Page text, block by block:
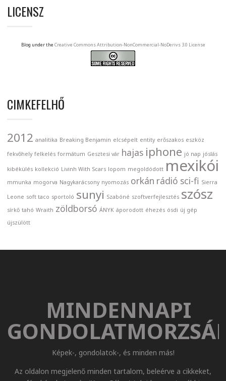
LICENSZ
Blog under the Creative Commons Attribution-NonCommercial-NoDerivs 3.0 License
CIMKEFELHŐ
2012 analitika Breaking Benjamin elcsépelt entity erőszakos eszköz
fekvőhely felkelés formátum Gesztesi vár hajas iphone jó nap jóslás
kibékülés kollekció Livinh With Scars lopom megoldódott mexikói
mmunka mogorva Nagykarácsony nyomozás orkán rádió sci-fi Sierra
Leone soft taco sportoló sunyi Szabóné szoftverfejlesztés szósz
sírkő tahó Wraith zöldborsó ÁNYK áporodott éhezés ósdi új gép
újszülött
MINDENNAPI
Képek-, gondolatok-, és minden más!
Az oldalon megjelenő minden tartalom, beleérve a cikkeket,